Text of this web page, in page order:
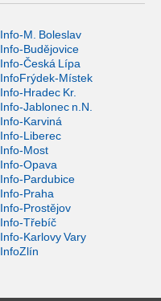
Info-M. Boleslav
Info-Budějovice
Info-Česká Lípa
InfoFrýdek-Místek
Info-Hradec Kr.
Info-Jablonec n.N.
Info-Karviná
Info-Liberec
Info-Most
Info-Opava
Info-Pardubice
Info-Praha
Info-Prostějov
Info-Třebíč
Info-Karlovy Vary
InfoZlín